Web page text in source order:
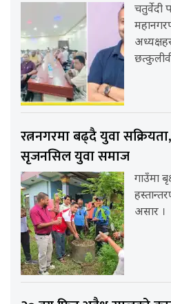
चतुर्वेदी
रत्ननगरमा बढ्दै युवा
सृजनसिल युवा समाज
गाउँमा
असार ।